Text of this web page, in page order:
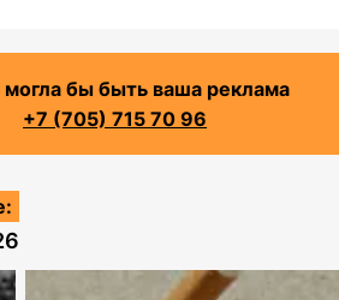
могла бы быть ваша реклама
+7 (705) 715 70 96